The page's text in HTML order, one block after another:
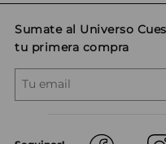
Sumate al Universo
tu primera compra